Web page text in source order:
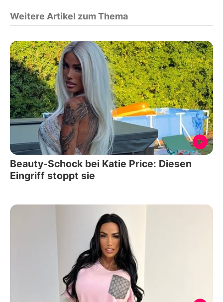
Weitere Artikel zum Thema
Beauty-Schock bei Katie Price: Diesen
Eingriff stoppt sie